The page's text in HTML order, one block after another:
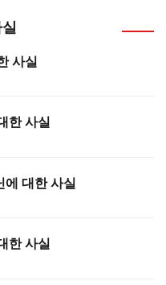
사실
한 사실
에 대한 사실
한 사실